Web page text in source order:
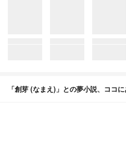
「創芽 (なまえ)」との夢小説、ココ